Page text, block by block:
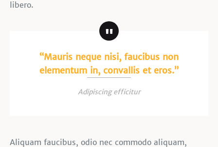
libero.
“Mauris neque nisi, faucibus non
elementum in, convallis et eros.”
Adipiscing efficitur
Aliquam faucibus, odio nec commodo aliquam,